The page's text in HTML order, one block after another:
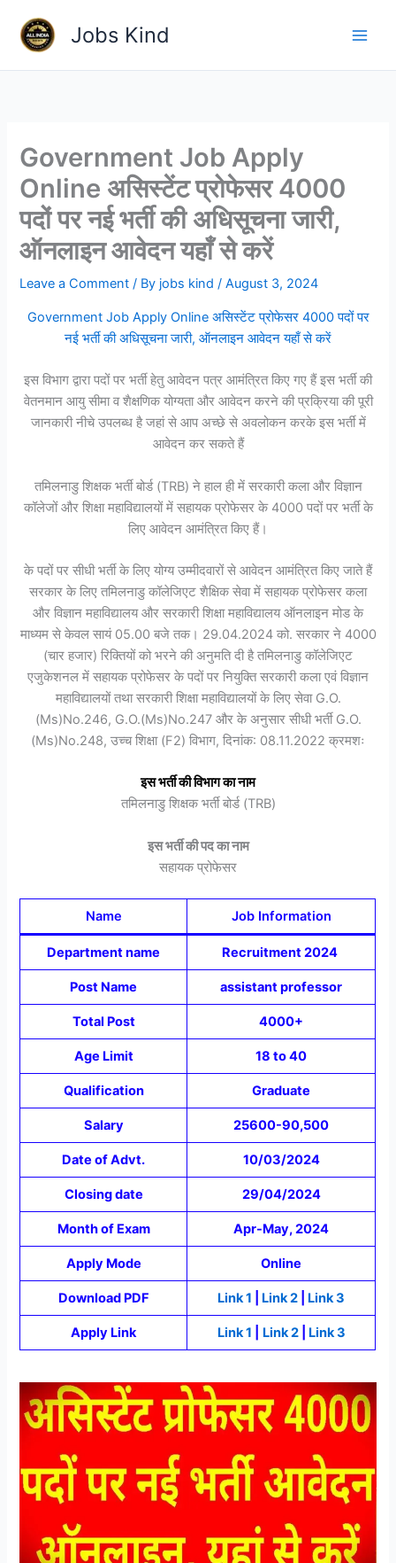
content
Jobs Kind
Government Job Apply
Online असिस्टेंट प्रोफेसर 4000
पदों पर नई भर्ती की अधिसूचना जारी,
ऑनलाइन आवेदन यहाँ से करें
Leave a Comment / By jobs kind/August 3, 2024
Government Job Apply Online असिस्टेंट प्रोफेसर 4000 पदों पर
नई भर्ती की अधिसूचना जारी, ऑनलाइन आवेदन यहाँ से करें
इस विभाग द्वारा पदों पर भर्ती हेतु आवेदन पत्र आमंत्रित किए गए हैं इस भर्ती की
वेतनमान आयु सीमा व शैक्षणिक योग्यता और आवेदन करने की प्रक्रिया की पूरी
जानकारी नीचे उपलब्ध है जहां से आप अच्छे से अवलोकन करके इस भर्ती में
आवेदन कर सकते हैं
तमिलनाडु शिक्षक भर्ती बोर्ड (TRB) ने हाल ही में सरकारी कला और विज्ञान
कॉलेजों और शिक्षा महाविद्यालयों में सहायक प्रोफेसर के 4000 पदों पर भर्ती के
लिए आवेदन आमंत्रित किए हैं।
के पदों पर सीधी भर्ती के लिए योग्य उम्मीदवारों से आवेदन आमंत्रित किए जाते हैं
सरकार के लिए तमिलनाडु कॉलेजिएट शैक्षिक सेवा में सहायक प्रोफेसर कला
और विज्ञान महाविद्यालय और सरकारी शिक्षा महाविद्यालय ऑनलाइन मोड के
माध्यम से केवल सायं 05.00 बजे तक। 29.04.2024 को. सरकार ने 4000
(चार हजार) रिक्तियों को भरने की अनुमति दी है तमिलनाडु कॉलेजिएट
एजुकेशनल में सहायक प्रोफेसर के पदों पर नियुक्ति सरकारी कला एवं विज्ञान
महाविद्यालयों तथा सरकारी शिक्षा महाविद्यालयों के लिए सेवा G.O.
(Ms)No.246, G.O.(Ms)No.247 और के अनुसार सीधी भर्ती G.O.
(Ms)No.248, उच्च शिक्षा (F2) विभाग, दिनांक: 08.11.2022 क्रमशः
इस भर्ती की विभाग का नाम
तमिलनाडु शिक्षक भर्ती बोर्ड (TRB)
इस भर्ती की पद का नाम
सहायक प्रोफेसर
Name Job Information
Department name Recruitment 2024
Post Name assistant professor
Total Post 4000+
Age Limit 18 to 40
Qualification Graduate
Salary 25600-90,500
Date of Advt. 10/03/2024
Closing date 29/04/2024
Month of Exam Apr-May, 2024
Apply Mode Online
Download PDF Link 1 Link 2 Link 3
Apply Link Link 1 Link 2 Link 3